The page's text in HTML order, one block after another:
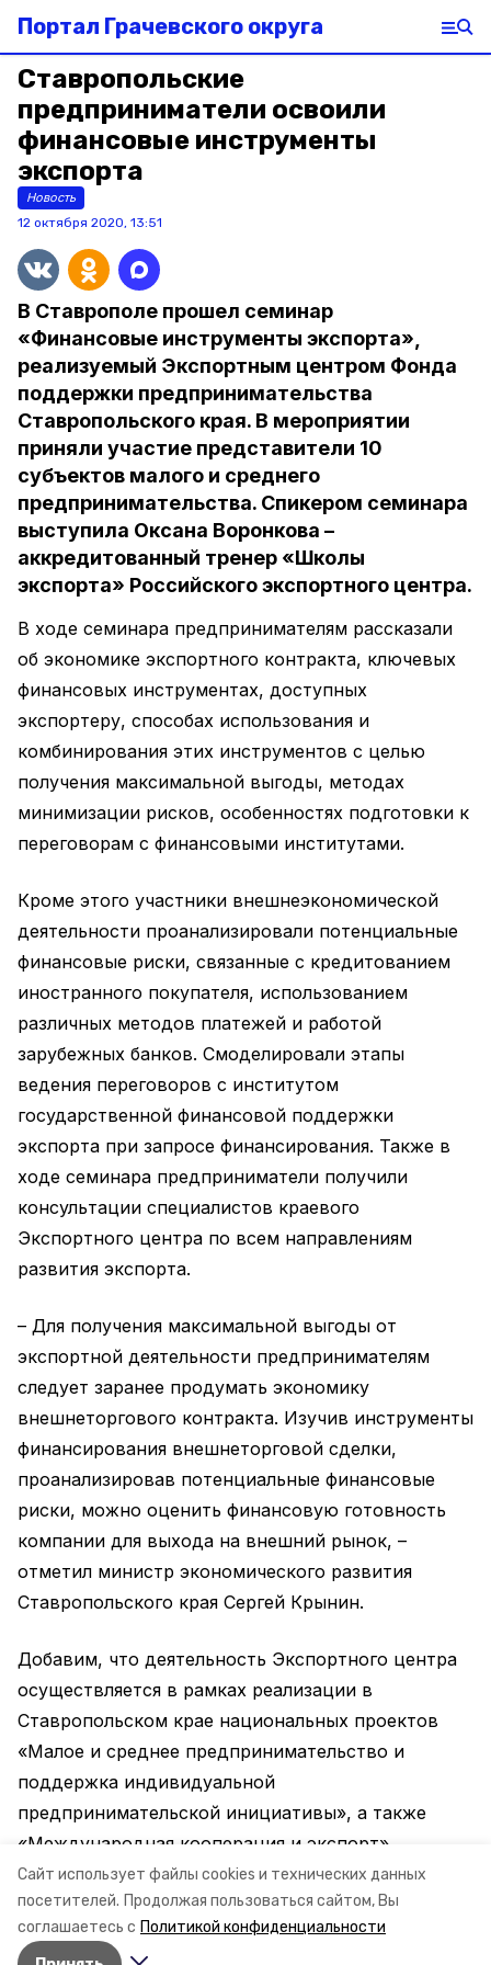
Сайт использует файлы cookies и технических данных
посетителей. Продолжая пользоваться сайтом, Вы
соглашаетесь с Политикой конфиденциальности
Портал Грачевского округа
Ставропольские
предприниматели освоили
финансовые инструменты
экспорта
Новость
12 октября 2020, 13:51
В Ставрополе прошел семинар
«Финансовые инструменты экспорта»,
реализуемый Экспортным центром Фонда
поддержки предпринимательства
Ставропольского края. В мероприятии
приняли участие представители 10
субъектов малого и среднего
предпринимательства. Спикером семинара
выступила Оксана Воронкова –
аккредитованный тренер «Школы
экспорта» Российского экспортного центра.
В ходе семинара предпринимателям рассказали
об экономике экспортного контракта, ключевых
финансовых инструментах, доступных
экспортеру, способах использования и
комбинирования этих инструментов с целью
получения максимальной выгоды, методах
минимизации рисков, особенностях подготовки к
переговорам с финансовыми институтами.
Кроме этого участники внешнеэкономической
деятельности проанализировали потенциальные
финансовые риски, связанные с кредитованием
иностранного покупателя, использованием
различных методов платежей и работой
зарубежных банков. Смоделировали этапы
ведения переговоров с институтом
государственной финансовой поддержки
экспорта при запросе финансирования. Также в
ходе семинара предприниматели получили
консультации специалистов краевого
Экспортного центра по всем направлениям
развития экспорта.
– Для получения максимальной выгоды от
экспортной деятельности предпринимателям
следует заранее продумать экономику
внешнеторгового контракта. Изучив инструменты
финансирования внешнеторговой сделки,
проанализировав потенциальные финансовые
риски, можно оценить финансовую готовность
компании для выхода на внешний рынок, –
отметил министр экономического развития
Ставропольского края Сергей Крынин.
Добавим, что деятельность Экспортного центра
осуществляется в рамках реализации в
Ставропольском крае национальных проектов
«Малое и среднее предпринимательство и
поддержка индивидуальной
предпринимательской инициативы», а также
«Международная кооперация и экспорт».
Информация: минэк СК